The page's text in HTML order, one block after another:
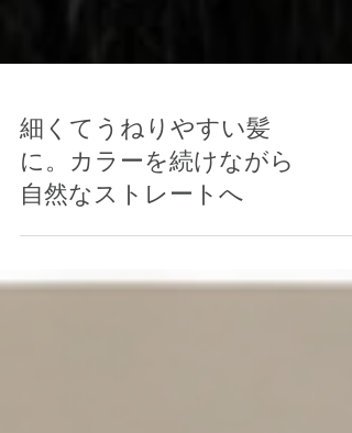
細くてうねりやすい髪
に。カラーを続けながら
自然なストレートへ